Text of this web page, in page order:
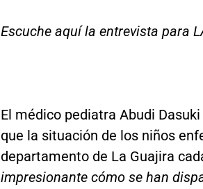
Escuche aquí la entrevista para
El médico pediatra Abudi
que la situación de los niños
departamento de La Guajira
impresionante cómo se han